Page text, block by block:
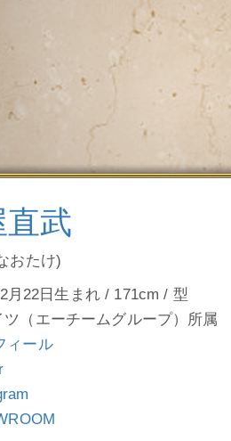
直武
おたけ)
月22日生まれ / 171cm / 型
ツ（エーチームグループ）所属
ィール